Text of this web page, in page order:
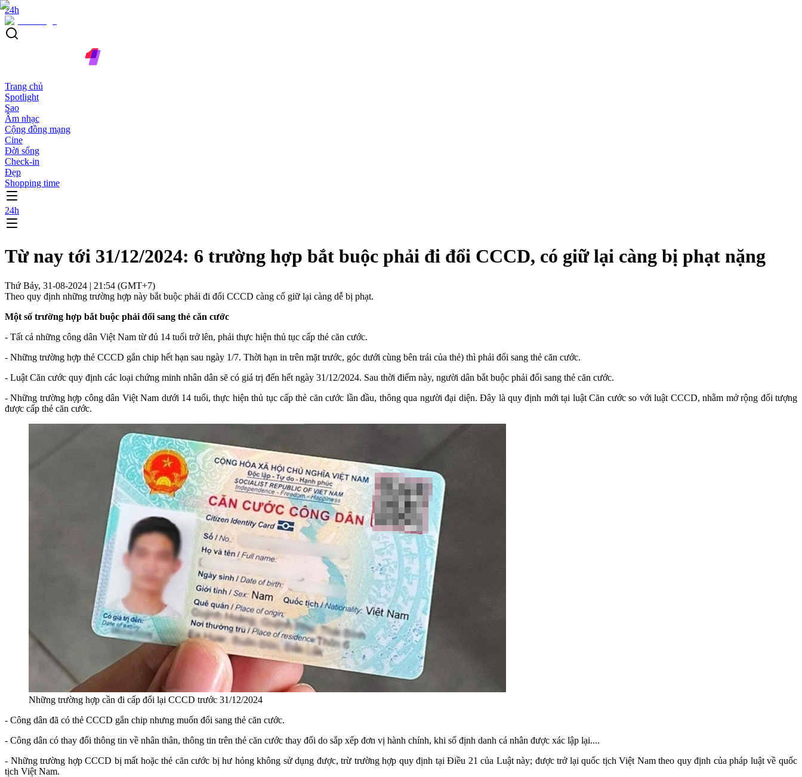
24h
Trang chủ
Spotlight
Sao
Âm nhạc
Cộng đồng mạng
Cine
Đời sống
Check-in
Đẹp
Shopping time
24h
Từ nay tới 31/12/2024: 6 trường hợp bắt buộc phải đi đổi CCCD, có giữ lại càng bị phạt nặng
Thứ Bảy, 31-08-2024 | 21:54 (GMT+7)
Theo quy định những trường hợp này bắt buộc phải đi đổi CCCD càng cố giữ lại càng dễ bị phạt.
Một số trường hợp bắt buộc phải đổi sang thẻ căn cước
- Tất cả những công dân Việt Nam từ đủ 14 tuổi trở lên, phải thực hiện thủ tục cấp thẻ căn cước.
- Những trường hợp thẻ CCCD gắn chip hết hạn sau ngày 1/7. Thời hạn in trên mặt trước, góc dưới cùng bên trái của thẻ) thì phải đổi sang thẻ căn cước.
- Luật Căn cước quy định các loại chứng minh nhân dân sẽ có giá trị đến hết ngày 31/12/2024. Sau thời điểm này, người dân bắt buộc phải đổi sang thẻ căn cước.
- Những trường hợp công dân Việt Nam dưới 14 tuổi, thực hiện thủ tục cấp thẻ căn cước lần đầu, thông qua người đại diện. Đây là quy định mới tại luật Căn cước so với luật CCCD, nhằm mở rộng đối tượng
được cấp thẻ căn cước.
Những trường hợp cần đi cấp đổi lại CCCD trước 31/12/2024
- Công dân đã có thẻ CCCD gắn chip nhưng muốn đổi sang thẻ căn cước.
- Công dân có thay đổi thông tin về nhân thân, thông tin trên thẻ căn cước thay đổi do sắp xếp đơn vị hành chính, khi số định danh cá nhân được xác lập lại....
- Những trường hợp CCCD bị mất hoặc thẻ căn cước bị hư hỏng không sử dụng được, trừ trường hợp quy định tại Điều 21 của Luật này; được trở lại quốc tịch Việt Nam theo quy định của pháp luật về quốc
tịch Việt Nam.